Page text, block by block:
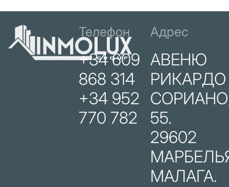
Телефон
+34 609
868 314
+34 952
770 782
Адрес
АВЕНЮ
РИКАРДО
55.
29602
МАЛАГА.